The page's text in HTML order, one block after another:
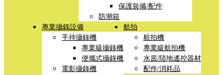
保護裝備/配件
防潮箱
專業攝錄設備
手持攝錄機
專業級攝錄機
便攜式攝錄機
電影攝錄機
航拍
航拍機
專業級航拍機
水底/陸地遙控器材
配件/消耗品